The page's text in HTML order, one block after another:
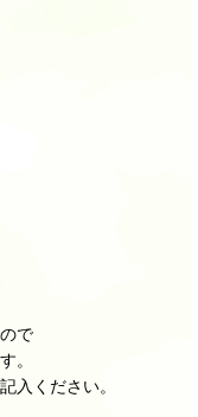
で
。
入ください。